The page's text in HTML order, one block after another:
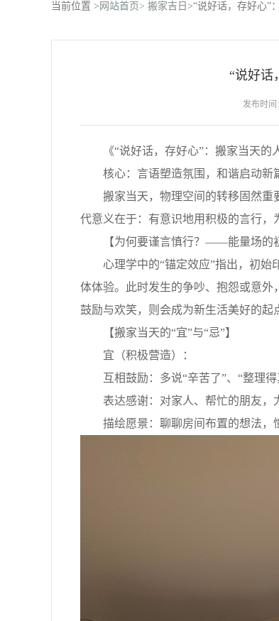
当前位置 > 网站首页> 搬家吉日 >“说好话，存好心”
“说好话
发布时间
《“说好话，存好心”：搬家当天的人
核心：言语塑造氛围，和谐启动新
搬家当天，物理空间的转移固然重要
代意义在于：有意识地用积极的言行，
【为何要谨言慎行？——能量场的初
心理学中的“锚定效应”指出，初始
体体验。此时发生的争吵、抱怨或意
鼓励与欢笑，则会成为新生活美好的起
【搬家当天的“宜”与“忌”】
宜（积极营造）：
互相鼓励：多说“辛苦了”、“整理得
表达感谢：对家人、帮忙的朋友，
描绘愿景：聊聊房间布置的想法，